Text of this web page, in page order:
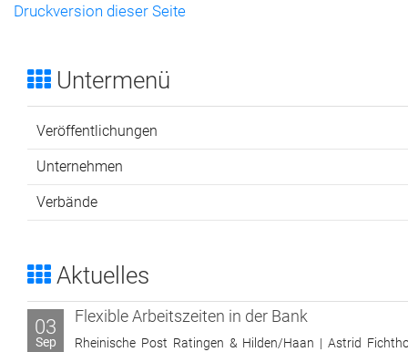
Druckversion dieser Seite
Untermenü
Veröffentlichungen
Unternehmen
Verbände
Aktuelles
03
Sep
Flexible Arbeitszeiten in der Bank
Rheinische Post Ratingen & Hilden/Haan | Astrid